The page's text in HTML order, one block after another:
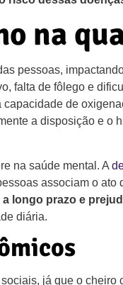
na
pessoas,
falta de fôlego e
de
a disposição e o
na saúde mental. A
associam o ato
longo prazo e
diária.
já que o